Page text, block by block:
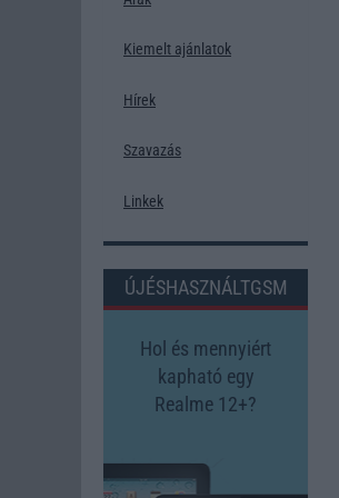
Kiemelt ajánlatok
Hírek
Szavazás
Linkek
ÚJÉSHASZNÁLTGSM
Hol és mennyiért
kapható egy
Realme 12+?